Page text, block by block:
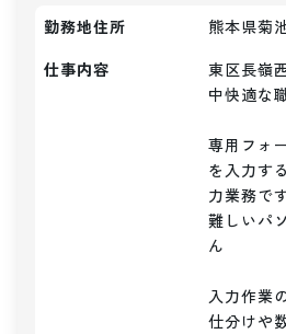
勤務地住所
熊本県菊
仕事内容
東区長嶺
中快適な
専用フォ
を入力す
力業務で
難しいパ
ん
入力作業
仕分けや